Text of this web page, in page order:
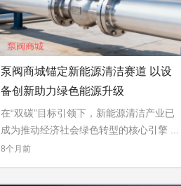
泵阀商城锚定新能源清洁赛道 以设
备创新助力绿色能源升级
在“双碳”目标引领下，新能源清洁产业已
成为推动经济社会绿色转型的核心引擎 ...
»
8个月前